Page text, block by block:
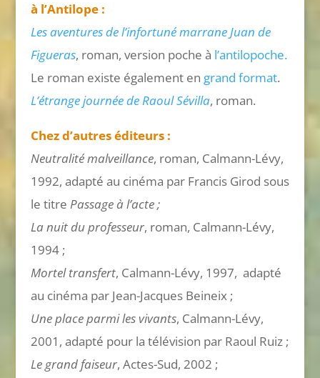
à l’Antilope :
Les aventures de l’infortuné marrane Juan de
Figueras, roman, version poche à l’antilopoche.
Le roman existe également en grand format.
L’étrange journée de Raoul Sévilla, roman.
Chez d’autres éditeurs :
Neutralité malveillance, roman, Calmann-Lévy,
1992, adapté au cinéma par Francis Girod sous
le titre Passage à l’acte ;
La nuit du professeur, roman, Calmann-Lévy,
1994 ;
Mortel transfert, Calmann-Lévy, 1997, adapté
au cinéma par Jean-Jacques Beineix ;
Une place parmi les vivants, Calmann-Lévy,
2001, adapté pour la télévision par Raoul Ruiz ;
Le grand faiseur, Actes-Sud, 2002 ;